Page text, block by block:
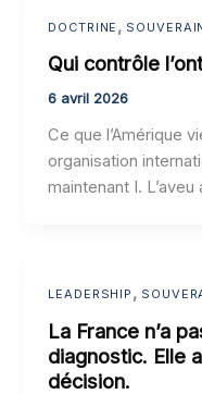
DOCTRINE ,
Qui contrôle
6 avril 2026
Ce que l’Amérique
organisation
maintenant I. L’aveu
LEADERSHIP ,
La France n’a
diagnostic. Elle
décision.